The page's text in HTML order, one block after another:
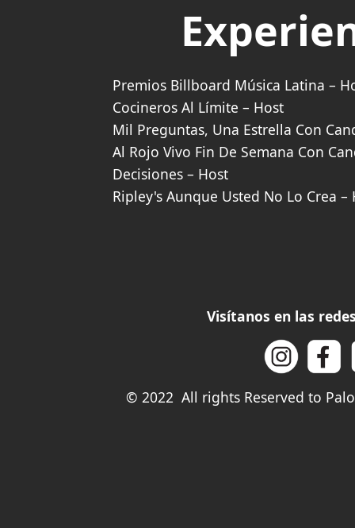
Premios Billboard Música Latina –
Cocineros Al Límite – Host
Mil Preguntas, Una Estrella Con
Al Rojo Vivo Fin De Semana Con
Decisiones – Host
Ripley's Aunque Usted No Lo Crea –
Visítanos en las
© 2022 All rights Reserved to